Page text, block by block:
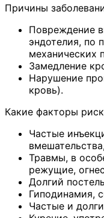
Причины
Повреждение
эндотелия, по
механических
Замедление
Нарушение
кровь).
Какие факторы
Частые
Травмы, в
режущие,
Долгий
Гиподинамия,
Частые и